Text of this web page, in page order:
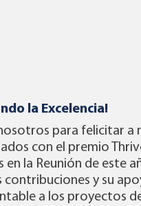
la Excelencia!
para felicitar a
con el premio
en la Reunión de este
contribuciones y su
a los proyectos